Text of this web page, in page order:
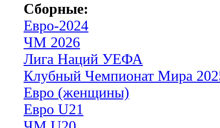
Сборные:
Евро-2024
ЧМ 2026
Лига Наций УЕФА
Клубный Чемпионат Мира
Евро (женщины)
Евро U21